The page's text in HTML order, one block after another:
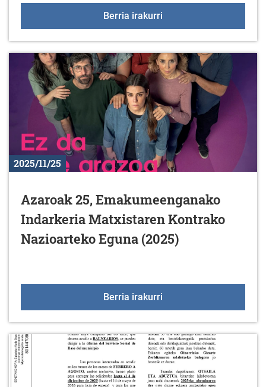
Berria irakurri
2025/11/25
Azaroak 25, Emakumeenganako
Indarkeria Matxistaren Kontrako
Nazioarteko Eguna (2025)
Berria irakurri